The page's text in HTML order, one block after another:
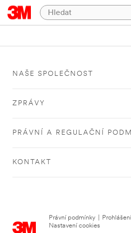
NAŠE SPOLEČNOST
ZPRÁVY
PRÁVNÍ A REGULAČNÍ
KONTAKT
Právní podmínky
Nastavení cookies